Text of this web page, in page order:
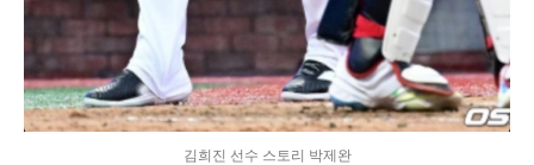
김희진 선수 스토리 박제완